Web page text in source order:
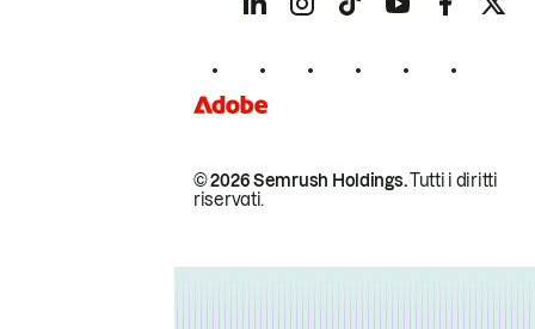
© 2026 Semrush Holdings.Tutti i diritti
riservati.